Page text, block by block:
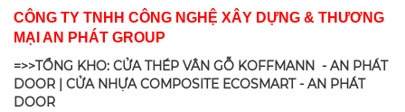
CÔNG TY TNHH CÔNG NGHỆ XÂY DỰNG & THƯƠNG
MẠI AN PHÁT GROUP
=>>TỔNG KHO: CỬA THÉP VÂN GỖ KOFFMANN - AN PHÁT
DOOR | CỬA NHỰA COMPOSITE ECOSMART - AN PHÁT
DOOR